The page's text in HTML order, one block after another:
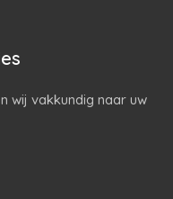
wij vakkundig naar uw